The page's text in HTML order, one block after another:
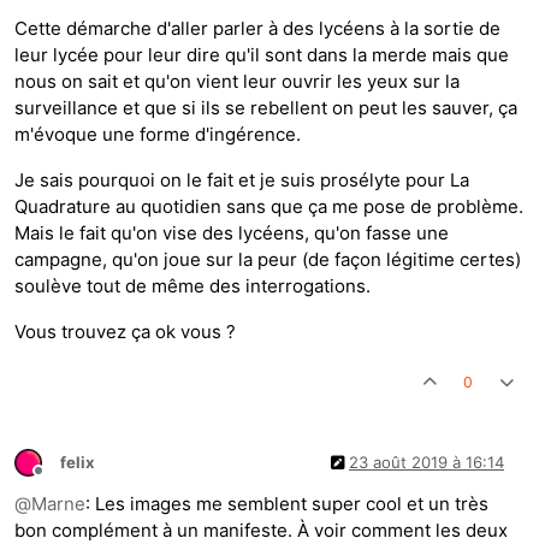
Cette démarche d'aller parler à des lycéens à la sortie de
leur lycée pour leur dire qu'il sont dans la merde mais que
nous on sait et qu'on vient leur ouvrir les yeux sur la
surveillance et que si ils se rebellent on peut les sauver, ça
m'évoque une forme d'ingérence.
Je sais pourquoi on le fait et je suis prosélyte pour La
Quadrature au quotidien sans que ça me pose de problème.
Mais le fait qu'on vise des lycéens, qu'on fasse une
campagne, qu'on joue sur la peur (de façon légitime certes)
soulève tout de même des interrogations.
Vous trouvez ça ok vous ?
0
Hors-ligne
felix 23 août 2019 à 16:14
@Marne: Les images me semblent super cool et un très
bon complément à un manifeste. À voir comment les deux